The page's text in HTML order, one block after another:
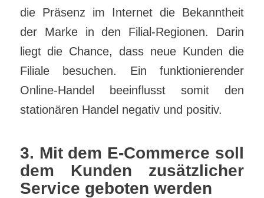
die Präsenz im Internet die Bekanntheit
der Marke in den Filial-Regionen. Darin
liegt die Chance, dass neue Kunden die
Filiale besuchen. Ein funktionierender
Online-Handel beeinflusst somit den
stationären Handel negativ und positiv.
3. Mit dem E-Commerce soll
dem Kunden zusätzlicher
Service geboten werden